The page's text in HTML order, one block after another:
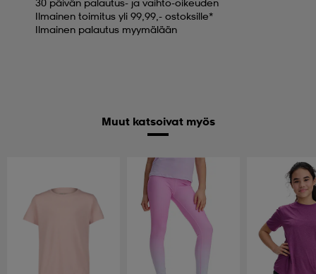
30 päivän palautus- ja vaihto-oikeuden
Ilmainen toimitus yli 99,99,- ostoksille*
Ilmainen palautus myymälään
Muut katsoivat myös